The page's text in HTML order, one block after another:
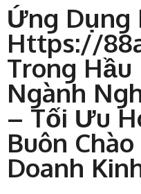
Ứng Dụng
Https://
Trong
Ngành
– Tối Ưu
Buôn
Doanh